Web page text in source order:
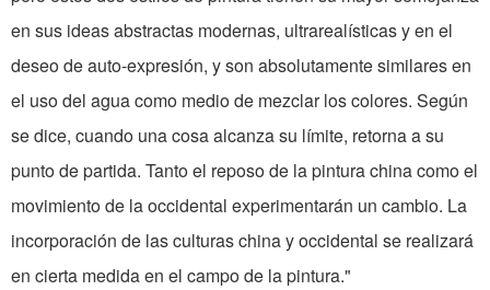
en sus ideas abstractas modernas, ultrarealísticas y en el
deseo de auto-expresión, y son absolutamente similares en
el uso del agua como medio de mezclar los colores. Según
se dice, cuando una cosa alcanza su límite, retorna a su
punto de partida. Tanto el reposo de la pintura china como el
movimiento de la occidental experimentarán un cambio. La
incorporación de las culturas china y occidental se realizará
en cierta medida en el campo de la pintura."